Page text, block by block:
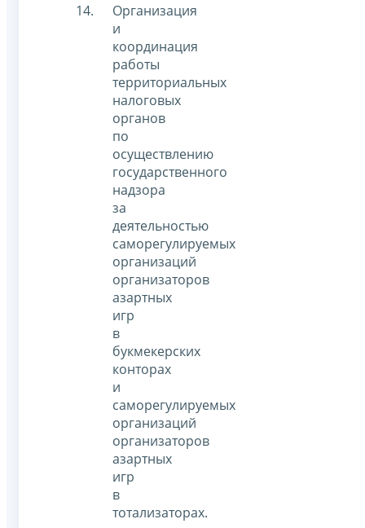
Организация
и
координация
работы
территориальных
налоговых
органов
по
осуществлению
государственного
надзора
за
деятельностью
саморегулируемых
организаций
организаторов
азартных
игр
в
букмекерских
конторах
и
саморегулируемых
организаций
организаторов
азартных
игр
в
тотализаторах.